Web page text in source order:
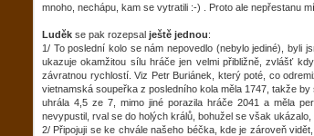
mnoho, nechápu, kam se vytratili :-) . Proto ale nepřestanu
Luděk se pak rozepsal ještě jednou:
1/ To poslední kolo se nám nepovedlo (nebylo jediné), byli
ukazuje okamžitou sílu hráče jen velmi přibližně, zvlášť
závratnou rychlostí. Viz Petr Buriánek, který poté, co
vietnamská soupeřka z posledního kola měla 1747, takže
uhrála 4,5 ze 7, mimo jiné porazila hráče 2041 a měla
nevypustil, rval se do holých králů, bohužel se však
2/ Připojuji se ke chvále našeho béčka, kde je zároveň